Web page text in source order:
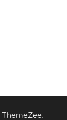
ThemeZee.